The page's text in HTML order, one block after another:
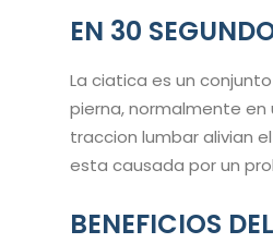
EN 30
La ciatica es un
pierna, normalmente en
traccion lumbar alivian
esta causada por un
BENEFICIOS